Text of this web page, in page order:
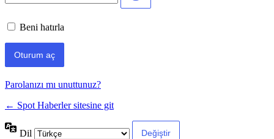
Beni hatırla
Parolanızı mı unuttunuz?
← Spot Haberler sitesine git
Dil